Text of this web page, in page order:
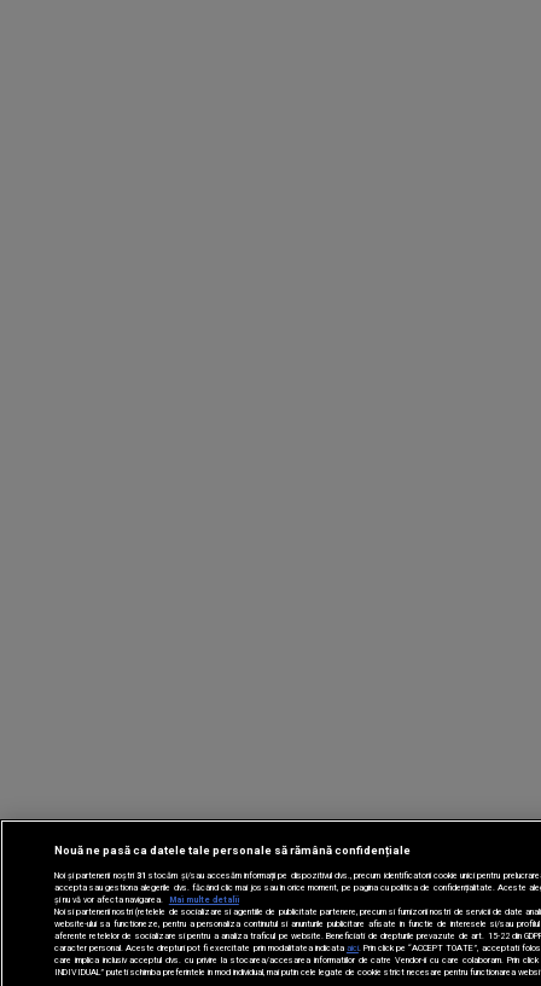
Nouă ne pasă ca datele tale personale să rămână confidențiale
Noi și partenerii noștri31 stocăm și/sau accesăm informații pe dispozitivul dvs., precum identificatorii cookie unici pentru
accepta sau gestiona alegerile dvs. făcând clic mai jos sau în orice moment, pe pagina cu politica de confidențialitate. Aceste
și nu vă vor afecta navigarea.
Mai multe detalii
Noi si partenerii nostri (retelele de socializare si agentiile de publicitate partenere, precum si furnizorii nostri de servicii de date
website-ului sa functioneze, pentru a personaliza continutul si anunturile publicitare afisate in functie de interesele si/sau
aferente retelelor de socializare si pentru a analiza traficul pe website. Beneficiati de drepturile prevazute de art. 15-22 din
caracter personal. Aceste drepturi pot fi exercitate prin modalitatea indicata aici. Prin click pe “ACCEPT TOATE”, acceptati
care implica inclusiv acceptul dvs. cu privire la stocarea/accesarea informatiilor de catre Vendor-ii cu care colaboram. Prin click
INDIVIDUAL” puteti schimba preferintele in mod individual, mai putin cele legate de cookie strict necesare pentru functionarea